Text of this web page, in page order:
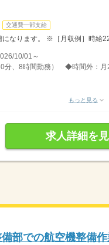
交通費一部支給
なります。 ※［月収例］時給
10/01～
分、8時間勤務） ◆時間外：月
もっと見る
求人詳細を
部での航空機整備